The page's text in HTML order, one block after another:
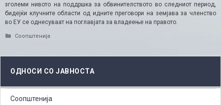
зголеми нивото на поддршка за обвинителството во следниот период,
бидејќи клучните области од идните преговори на земјава за членство
во ЕУ се однесуваат на поглавјата за владеење на правото.
Categories
Соопштенија
ОДНОСИ СО ЈАВНОСТА
Соопштенија